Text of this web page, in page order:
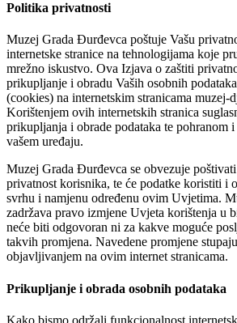
Politika privatnosti
Muzej Grada Đurđevca poštuje Vašu
internetske stranice na tehnologijama koje
mrežno iskustvo. Ova Izjava o zaštiti
prikupljanje i obradu Vaših osobnih
(cookies) na internetskim stranicama muzej-
Korištenjem ovih internetskih stranica
prikupljanja i obrade podataka te pohranom
vašem uređaju.
Muzej Grada Đurđevca se obvezuje
privatnost korisnika, te će podatke koristiti i
svrhu i namjenu određenu ovim Uvjetima.
zadržava pravo izmjene Uvjeta korištenja u
neće biti odgovoran ni za kakve moguće
takvih promjena. Navedene promjene
objavljivanjem na ovim internet stranicama.
Prikupljanje i obrada osobnih podataka
Kako bismo održali funkcionalnost